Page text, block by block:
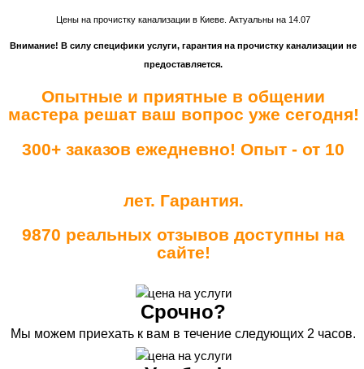
Цены на прочистку канализации в Киеве. Актуальны на 14.07
Внимание! В силу специфики услуги, гарантия на прочистку канализации не
предоставляется.
Опытные и приятные в общении
мастера решат ваш вопрос уже сегодня!
300+ заказов ежедневно! Опыт - от 10
лет. Гарантия.
9870 реальных отзывов доступны на
сайте!
Срочно?
Мы можем приехать к вам в течение следующих 2 часов.